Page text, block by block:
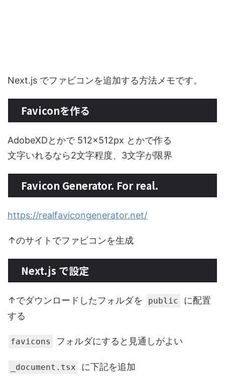
Next.js でファビコンを追加する方法メモです。
Faviconを作る
AdobeXDとかで 512×512px とかで作る
文字いれるなら2文字程度、3文字が限界
Favicon Generator. For real.
https://realfavicongenerator.net/
↑のサイトでファビコンを生成
Next.js で設定
↑でダウンロードしたフォルダを public
に配置
する
favicons フォルダにすると見通しがよい
_document.tsx に下記を追加